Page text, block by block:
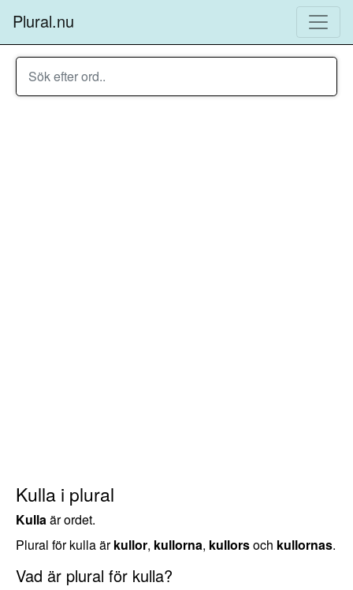
Plural.nu
Kulla i plural
Kullaär ordet.
Plural för kulla ärkullor, kullorna, kullorsoch kullornas.
Vad är plural för kulla?